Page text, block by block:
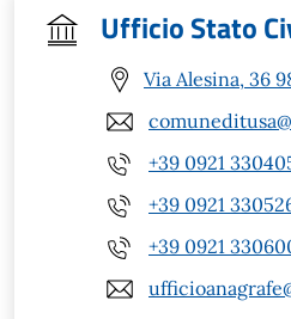
Ufficio Stato
Via Alesina, 36
+39 0921
+39 0921
+39 0921